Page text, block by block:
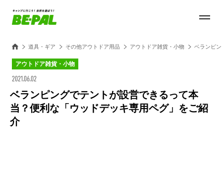
道具・ギア その他アウトドア用品 アウトドア雑貨・小物 ベランピ
アウトドア雑貨・小物
2021.06.02
ベランピングでテントが設営できるって本
当？便利な「ウッドデッキ専用ペグ」をご紹
介